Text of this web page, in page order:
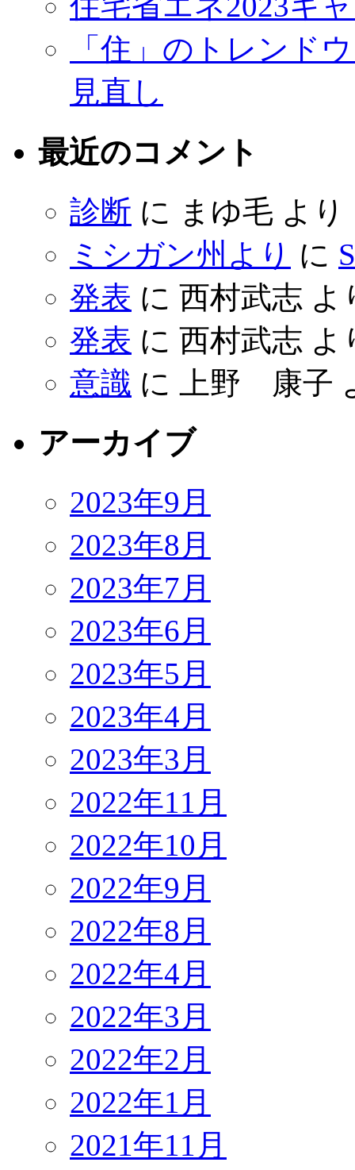
「住」のトレンド
見直し
最近のコメント
診断 に まゆ毛 より
ミシガン州より に
発表 に 西村武志 よ
発表 に 西村武志 よ
意識 に 上野 康子
アーカイブ
2023年9月
2023年8月
2023年7月
2023年6月
2023年5月
2023年4月
2023年3月
2022年11月
2022年10月
2022年9月
2022年8月
2022年4月
2022年3月
2022年2月
2022年1月
2021年11月